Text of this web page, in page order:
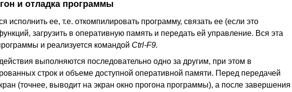
и отладка программы
ее, т.е. откомпилировать программу, связать ее (если это
загрузить в оперативную память и передать ей управление. Вся эта
и реализуется командой Ctrl-F9.
выполняются последовательно одно за другим, при этом в
строк и объеме доступной оперативной памяти. Перед передачей
(точнее, выводит на экран окно прогона программы), а после завершения